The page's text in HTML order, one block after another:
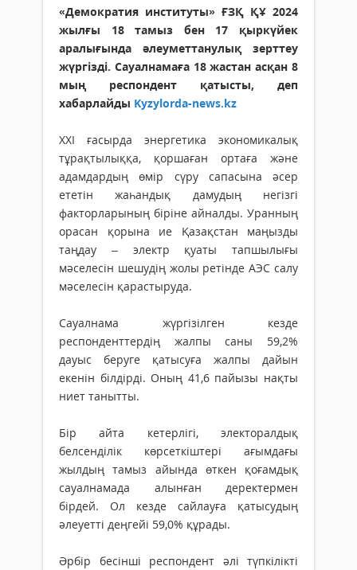
«Демократия институты» ҒЗҚ ҚҰ 2024
жылғы 18 тамыз бен 17 қыркүйек
аралығында әлеуметтанулық зерттеу
жүргізді. Сауалнамаға 18 жастан асқан 8
мың респондент қатысты, деп
хабарлайды Kyzylorda-news.kz
XXI ғасырда энергетика экономикалық
тұрақтылыққа, қоршаған ортаға және
адамдардың өмір сүру сапасына әсер
ететін жаһандық дамудың негізгі
факторларының біріне айналды. Уранның
орасан қорына ие Қазақстан маңызды
таңдау – электр қуаты тапшылығы
мәселесін шешудің жолы ретінде АЭС салу
мәселесін қарастыруда.
Сауалнама жүргізілген кезде
респонденттердің жалпы саны 59,2%
дауыс беруге қатысуға жалпы дайын
екенін білдірді. Оның 41,6 пайызы нақты
ниет танытты.
Бір айта кетерлігі, электоралдық
белсенділік көрсеткіштері ағымдағы
жылдың тамыз айында өткен қоғамдық
сауалнамада алынған деректермен
бірдей. Ол кезде сайлауға қатысудың
әлеуетті деңгейі 59,0% құрады.
Әрбір бесінші респондент әлі түпкілікті